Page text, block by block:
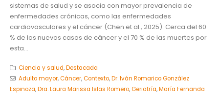
sistemas de salud y se asocia con mayor prevalencia de
enfermedades crónicas, como las enfermedades
cardiovasculares y el cáncer (Chen et al., 2025). Cerca del 60
% de los nuevos casos de cáncer y el 70 % de las muertes por
esta...
Ciencia y salud,Destacada
Adulto mayor,Cáncer,Contexto,Dr. Iván Romarico González
Espinoza,Dra. Laura Marissa Islas Romero,Geriatría,María Fernanda